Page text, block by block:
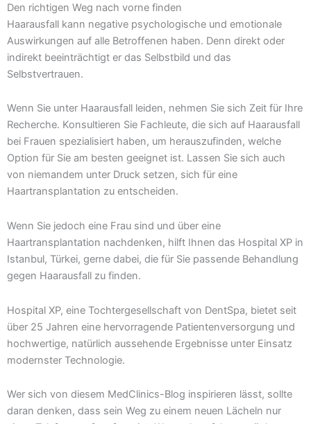
Den richtigen Weg nach vorne finden
Haarausfall kann negative psychologische und emotionale
Auswirkungen auf alle Betroffenen haben. Denn direkt oder
indirekt beeinträchtigt er das Selbstbild und das
Selbstvertrauen.
Wenn Sie unter Haarausfall leiden, nehmen Sie sich Zeit für Ihre
Recherche. Konsultieren Sie Fachleute, die sich auf Haarausfall
bei Frauen spezialisiert haben, um herauszufinden, welche
Option für Sie am besten geeignet ist. Lassen Sie sich auch
von niemandem unter Druck setzen, sich für eine
Haartransplantation zu entscheiden.
Wenn Sie jedoch eine Frau sind und über eine
Haartransplantation nachdenken, hilft Ihnen das Hospital XP in
Istanbul, Türkei, gerne dabei, die für Sie passende Behandlung
gegen Haarausfall zu finden.
Hospital XP, eine Tochtergesellschaft von DentSpa, bietet seit
über 25 Jahren eine hervorragende Patientenversorgung und
hochwertige, natürlich aussehende Ergebnisse unter Einsatz
modernster Technologie.
Wer sich von diesem MedClinics-Blog inspirieren lässt, sollte
daran denken, dass sein Weg zu einem neuen Lächeln nur